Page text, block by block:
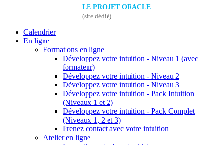
LE PROJET ORACLE
(site dédié)
Calendrier
En ligne
Formations en ligne
Développez votre intuition - Niveau 1 (avec
formateur)
Développez votre intuition - Niveau 2
Développez votre intuition - Niveau 3
Développez votre intuition - Pack Intuition
(Niveaux 1 et 2)
Développez votre intuition - Pack Complet
(Niveaux 1, 2 et 3)
Prenez contact avec votre intuition
Atelier en ligne